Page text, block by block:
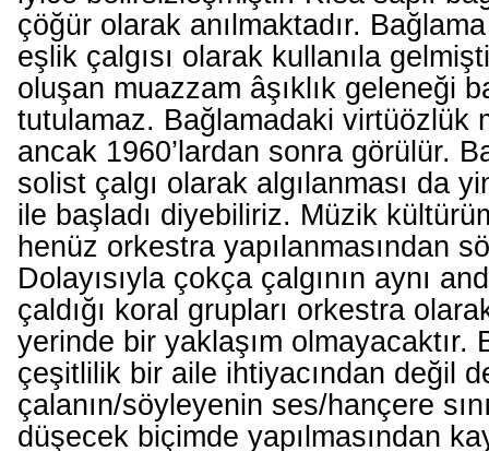
çöğür olarak anılmaktadır.
eşlik çalgısı olarak kullanıla
oluşan muazzam âşıklık geleneği
tutulamaz. Bağlamadaki virtüözlük
ancak 1960’lardan sonra görülür.
solist çalgı olarak algılanması da
ile başladı diyebiliriz. Müzik
henüz orkestra yapılanmasından
Dolayısıyla çokça çalgının aynı
çaldığı koral grupları orkestra
yerinde bir yaklaşım olmayacaktır.
çeşitlilik bir aile ihtiyacından değil
çalanın/söyleyenin ses/hançere
düşecek biçimde yapılmasından